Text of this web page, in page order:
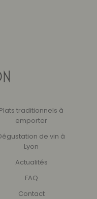
Plats traditionnels à
emporter
de vin à
Lyon
Actualités
FAQ
Contact